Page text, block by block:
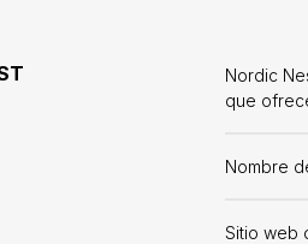
Nordic
que
Nombre
Sitio web